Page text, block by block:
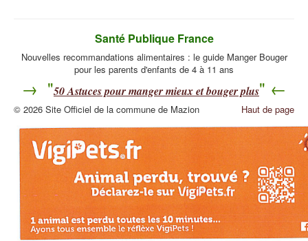
Santé Publique France
Nouvelles recommandations alimentaires : le guide Manger Bouger
pour les parents d'enfants de 4 à 11 ans
→ "50Astuces pour manger mieux et bouger plus" ←
Haut de page
© 2026 Site Officiel de la commune de Mazion